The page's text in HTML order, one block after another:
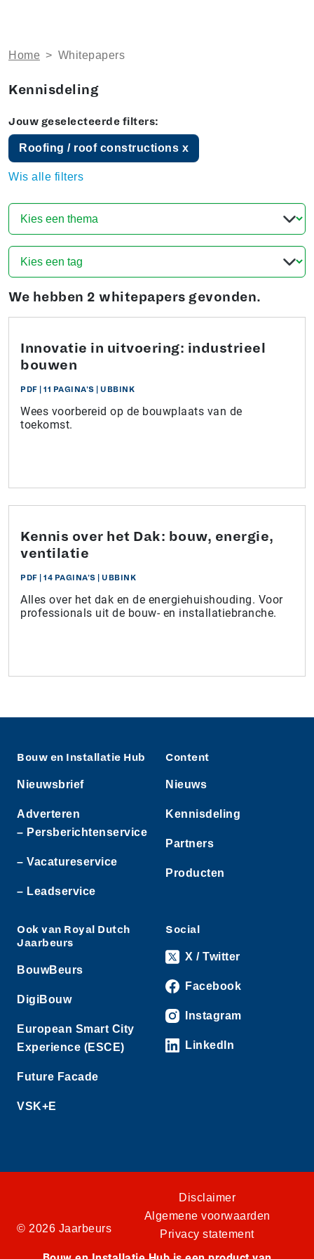
Home > Whitepapers
Kennisdeling
Jouw geselecteerde filters:
Roofing / roof constructions x
Wis alle filters
We hebben 2 whitepapers gevonden.
Innovatie in uitvoering: industrieel
bouwen
PDF 11 PAGINA'S UBBINK
Wees voorbereid op de bouwplaats van de
toekomst.
Kennis over het Dak: bouw, energie,
ventilatie
PDF 14 PAGINA'S UBBINK
Alles over het dak en de energiehuishouding. Voor
professionals uit de bouw- en installatiebranche.
Bouw en Installatie Hub
Nieuwsbrief
Adverteren
– Persberichtenservice
– Vacatureservice
– Leadservice
Content
Nieuws
Kennisdeling
Partners
Producten
Ook van Royal Dutch
Jaarbeurs
BouwBeurs
DigiBouw
European Smart City
Experience (ESCE)
Future Facade
VSK+E
Social
X / Twitter
Facebook
Instagram
LinkedIn
© 2026 Jaarbeurs
Disclaimer
Algemene voorwaarden
Privacy statement